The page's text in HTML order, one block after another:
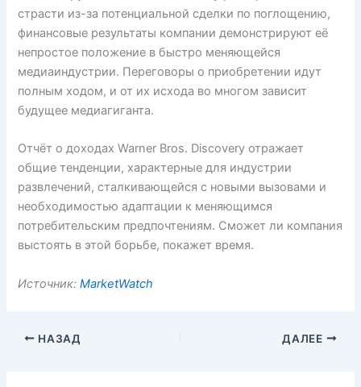
страсти из-за потенциальной сделки по поглощению,
финансовые результаты компании демонстрируют её
непростое положение в быстро меняющейся
медиаиндустрии. Переговоры о приобретении идут
полным ходом, и от их исхода во многом зависит
будущее медиагиганта.
Отчёт о доходах Warner Bros. Discovery отражает
общие тенденции, характерные для индустрии
развлечений, сталкивающейся с новыми вызовами и
необходимостью адаптации к меняющимся
потребительским предпочтениям. Сможет ли компания
выстоять в этой борьбе, покажет время.
Источник:MarketWatch
НАЗАД ДАЛЕЕ